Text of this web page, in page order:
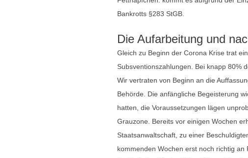
Bankrotts §283 StGB.
Die Aufarbeitung und
Gleich zu Beginn der Corona Krise trat
Subsventionszahlungen. Bei knapp 80%
Wir vertraten von Beginn an die
Behörde. Die anfängliche Begeisterung
hatten, die Voraussetzungen lägen
Grauzone. Bereits vor einigen Wochen
Staatsanwaltschaft, zu einer
kommenden Wochen erst noch richtig